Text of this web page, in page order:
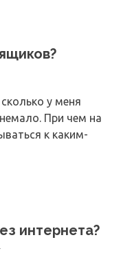
у меня
При чем на
к каким-
интернета?